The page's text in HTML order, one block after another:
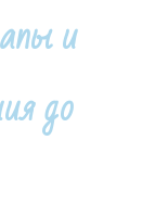
и
до